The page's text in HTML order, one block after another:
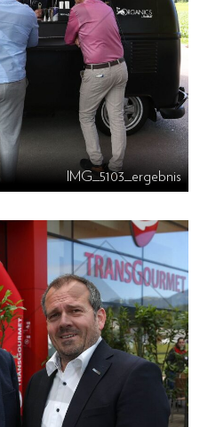
IMG_5103_ergebnis